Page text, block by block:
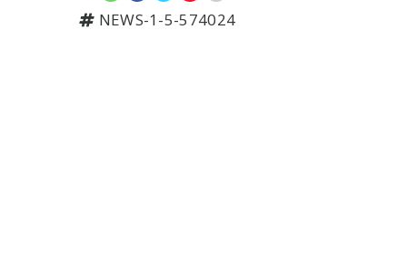
NEWS-1-5-574024